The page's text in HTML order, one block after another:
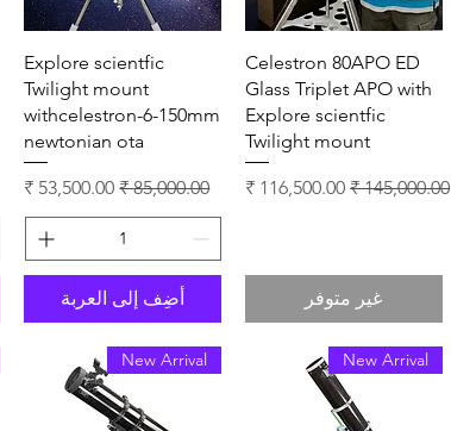
العرض السريع
Celestron 80APO ED
Glass Triplet APO with
Explore scientfic
Twilight mount
سعر عادي
سعر البيع
غير متوفر
العرض السريع
Explore scientfic
Twilight mount
withcelestron-6-150mm
newtonian ota
سعر عادي‏85,000.00 ₹ سعر البيع
أضِف إلى العربة
New Arrival
New Arrival